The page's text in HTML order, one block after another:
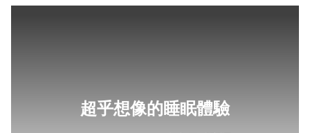
超乎想像的睡眠體驗